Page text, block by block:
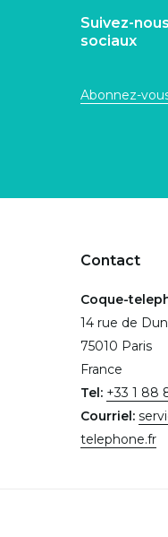
Suivez-
sociaux
Abonnez-
Contact
Coque-
14 rue de
75010 Paris
France
Tel: +33 1 88
Courriel:
telephone.fr